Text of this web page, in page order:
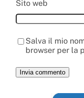
Sito web
Salva il mio
browser per la